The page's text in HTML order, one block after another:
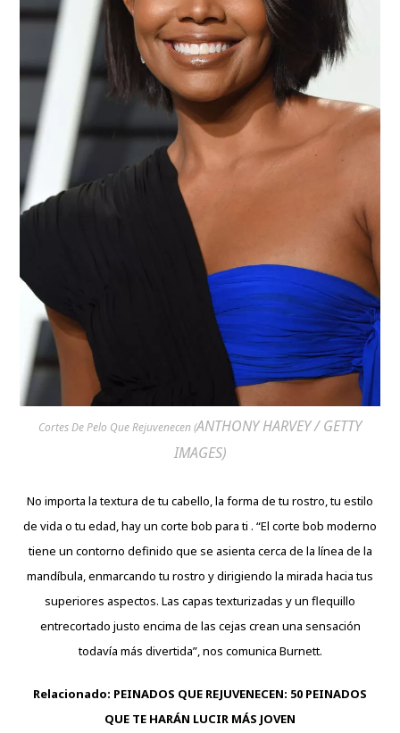
Cortes De Pelo Que Rejuvenecen (ANTHONY HARVEY / GETTY
IMAGES)
No importa la textura de tu cabello, la forma de tu rostro, tu estilo
de vida o tu edad, hay un corte bob para ti . “El corte bob moderno
tiene un contorno definido que se asienta cerca de la línea de la
mandíbula, enmarcando tu rostro y dirigiendo la mirada hacia tus
superiores aspectos. Las capas texturizadas y un flequillo
entrecortado justo encima de las cejas crean una sensación
todavía más divertida”, nos comunica Burnett.
Relacionado: PEINADOS QUE REJUVENECEN: 50 PEINADOS
QUE TE HARÁN LUCIR MÁS JOVEN